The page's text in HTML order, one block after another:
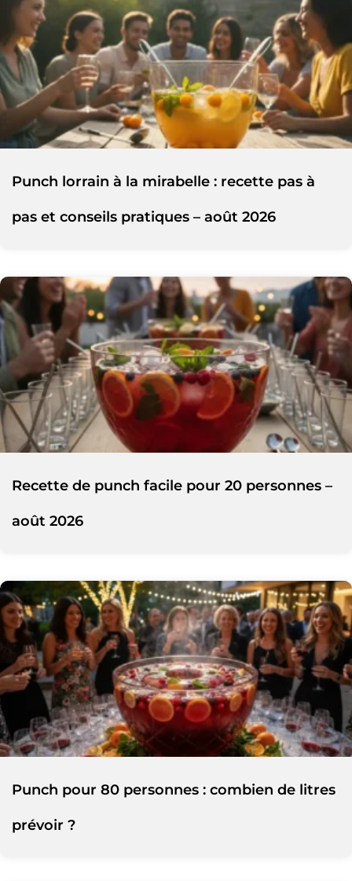
Punch lorrain à la mirabelle : recette pas à
pas et conseils pratiques – août 2026
Recette de punch facile pour 20 personnes –
août 2026
Punch pour 80 personnes : combien de litres
prévoir ?